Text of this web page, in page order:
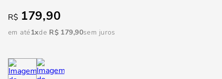
R$ 179,90
em até1 R$ 179,90sem juros